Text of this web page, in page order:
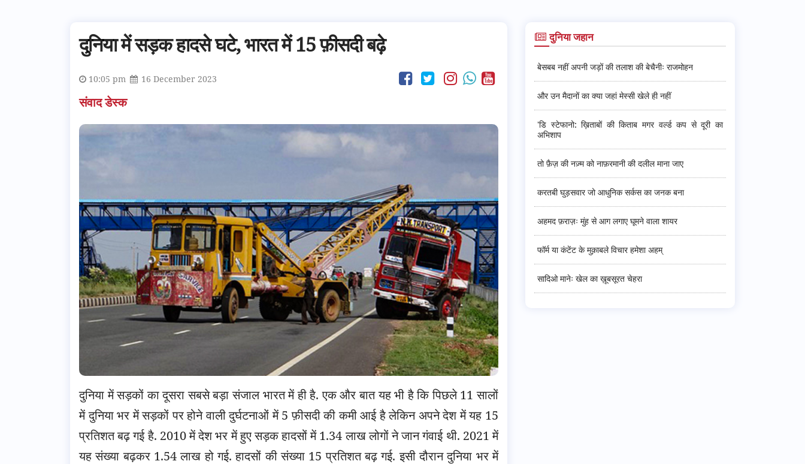
दुनिया में सड़क हादसे घटे, भारत में 15 फ़ीसदी बढ़े
10:05 pm 16 December 2023
संवाद डेस्क
दुनिया में सड़कों का दूसरा सबसे बड़ा संजाल भारत में ही है. एक और बात यह भी है कि पिछले 11 सालों
में दुनिया भर में सड़कों पर होने वाली दुर्घटनाओं में 5 फ़ीसदी की कमी आई है लेकिन अपने देश में यह 15
प्रतिशत बढ़ गई है. 2010 में देश भर में हुए सड़क हादसों में 1.34 लाख लोगों ने जान गंवाई थी. 2021 में
यह संख्या बढ़कर 1.54 लाख हो गई. हादसों की संख्या 15 प्रतिशत बढ़ गई. इसी दौरान दुनिया भर में
दुनिया जहान
बेसबब नहीं अपनी जड़ों की तलाश की बेचैनीः राजमोहन
और उन मैदानों का क्या जहां मेस्सी खेले ही नहीं
'डि स्टेफानो: ख़िताबों की किताब मगर वर्ल्ड कप से दूरी का
अभिशाप
तो फ़ैज़ की नज़्म को नाफ़रमानी की दलील माना जाए
करतबी घुड़सवार जो आधुनिक सर्कस का जनक बना
अहमद फ़राज़ः मुंह से आग लगाए घूमने वाला शायर
फॉर्म या कंटेंट के मुक़ाबले विचार हमेशा अहम्
सादिओ मानेः खेल का ख़ूबसूरत चेहरा